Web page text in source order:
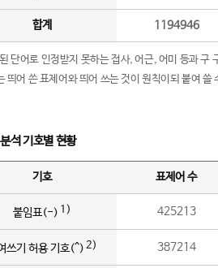
합계 1194946
단어로 인정받지 못하는 접사, 어근, 어미 등과 구
띄어 쓴 표제어와 띄어 쓰는 것이 원칙이되 붙여 쓸
석 기호별 현황
기호 표제어 수
붙임표(-) 1) 425213
쓰기 허용 기호(^) 2) 387214